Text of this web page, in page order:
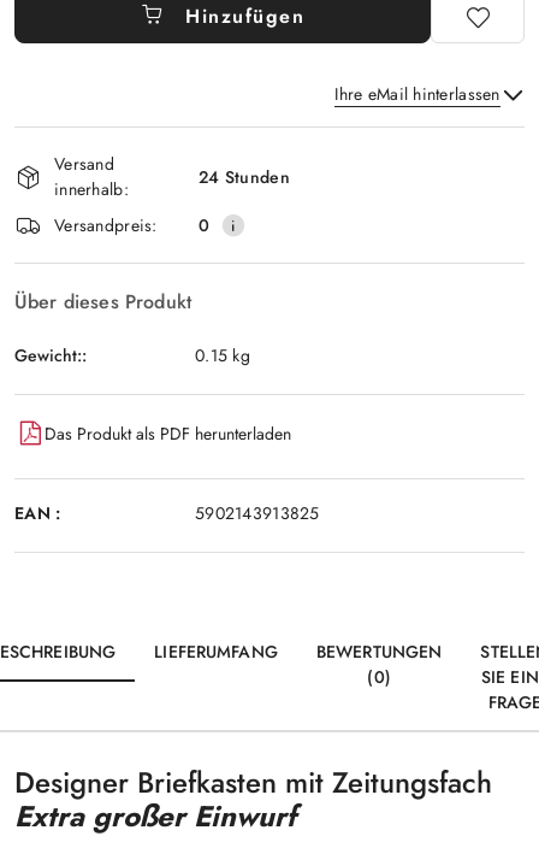
Hinzufügen
Ihre eMail hinterlassen
und
lieferung
Versand
innerhalb:
24 Stunden
Versandpreis:
0
Über dieses Produkt
Gewicht:: 0.15 kg
Das Produkt als PDF herunterladen
EAN : 5902143913825
LIEFERUMFANG
BEWERTUNGEN
(0)
SIE
Designer Briefkasten mit Zeitungsfach
Extra großer Einwurf